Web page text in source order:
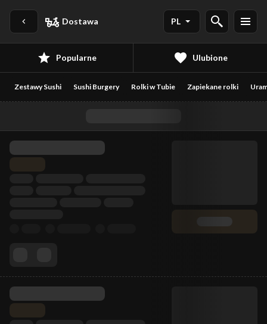
Dostawa PL
Popularne Ulubione
Zestawy Sushi Sushi Burgery Rolki w Tubie Zapiekane rolki